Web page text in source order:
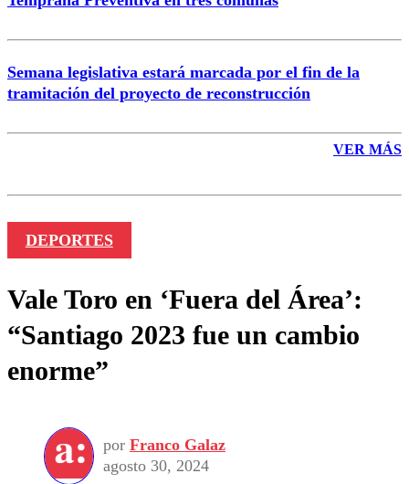
Semana legislativa estará marcada por el fin de la
tramitación del proyecto de reconstrucción
VER MÁS
DEPORTES
Vale Toro en ‘Fuera del Área’:
“Santiago 2023 fue un cambio
enorme”
por Franco Galaz
agosto 30, 2024